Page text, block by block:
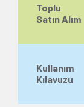
Toplu
Satın Alım
Kullanım
Kılavuzu